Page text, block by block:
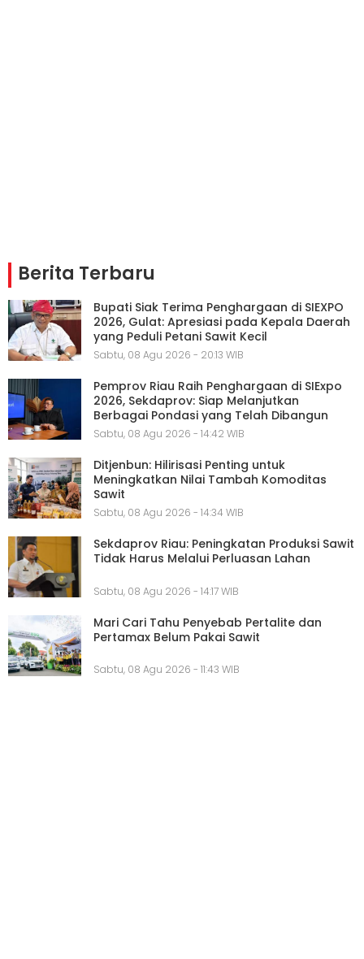
Berita Terbaru
Bupati Siak Terima Penghargaan di SIEXPO
2026, Gulat: Apresiasi pada Kepala Daerah
yang Peduli Petani Sawit Kecil
Sabtu, 08 Agu 2026 - 20:13 WIB
Pemprov Riau Raih Penghargaan di SIExpo
2026, Sekdaprov: Siap Melanjutkan
Berbagai Pondasi yang Telah Dibangun
Sabtu, 08 Agu 2026 - 14:42 WIB
Ditjenbun: Hilirisasi Penting untuk
Meningkatkan Nilai Tambah Komoditas
Sawit
Sabtu, 08 Agu 2026 - 14:34 WIB
Sekdaprov Riau: Peningkatan Produksi Sawit
Tidak Harus Melalui Perluasan Lahan
Sabtu, 08 Agu 2026 - 14:17 WIB
Mari Cari Tahu Penyebab Pertalite dan
Pertamax Belum Pakai Sawit
Sabtu, 08 Agu 2026 - 11:43 WIB